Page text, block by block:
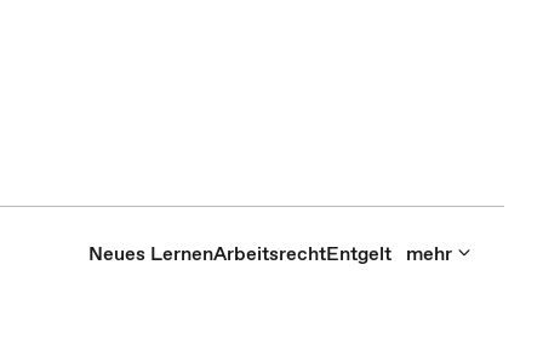
Neues LernenArbeitsrechtEntgelt mehr